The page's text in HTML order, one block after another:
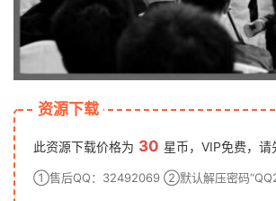
资源下载
此资源下载价格为 30 星币，VIP免费，请
①售后QQ：32492069 ②默认解压密码